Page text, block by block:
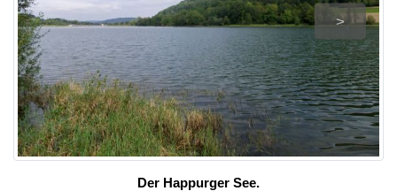
>
Der Happurger See.